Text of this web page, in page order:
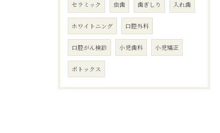
セラミック 虫歯 歯ぎしり 入れ歯
ホワイトニング 口腔外科
口腔がん検診 小児歯科 小児矯正
ボトックス